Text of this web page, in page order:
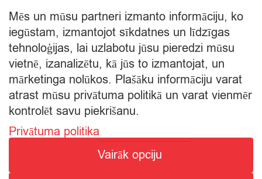
Mēs un mūsu partneri izmanto informāciju, ko
iegūstam, izmantojot sīkdatnes un līdzīgas
tehnoloģijas, lai uzlabotu jūsu pieredzi mūsu
vietnē, izanalizētu, kā jūs to izmantojat, un
mārketinga nolūkos. Plašāku informāciju varat
atrast mūsu privātuma politikā un varat vienmēr
kontrolēt savu piekrišanu.
Privātuma politika
Vairāk opciju